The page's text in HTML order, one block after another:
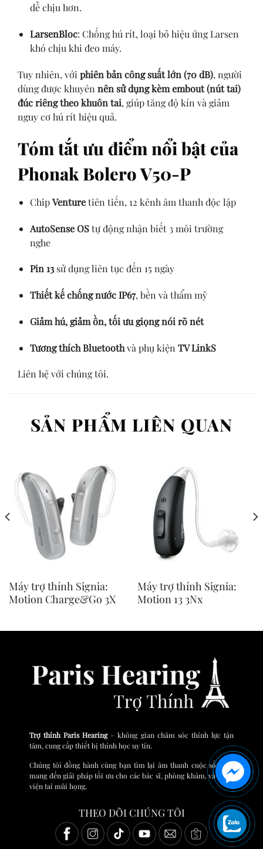
dễ chịu hơn.
LarsenBloc: Chống hú rít, loại bỏ hiệu ứng Larsen
khó chịu khi đeo máy.
Tuy nhiên, với phiên bản công suất lớn (70 dB), người
dùng được khuyên nên sử dụng kèm embout (nút tai)
đúc riêng theo khuôn tai, giúp tăng độ kín và giảm
nguy cơ hú rít hiệu quả.
Tóm tắt ưu điểm nổi bật của
Phonak Bolero V50-P
ChipVenturetiên tiến, 12 kênh âm thanh độc lập
AutoSense OStự động nhận biết 3 môi trường
nghe
Pin 13sử dụng liên tục đến 15 ngày
Thiết kế chống nước IP67, bền và thẩm mỹ
Giảm hú, giảm ồn, tối ưu giọng nói rõ nét
Tương thích Bluetoothvà phụ kiện TV LinkS
Liên hệ với chúng tôi.
SẢN PHẨM LIÊN QUAN
Máy trợ thính Signia:
Motion Charge&Go 3X
Máy trợ thính Signia:
Motion 13 3Nx
Trợ thính Paris Hearing– không gian chăm sóc thính lực tận
tâm, cung cấp thiết bị thính học uy tín.
Chúng tôi đồng hành cùng bạn tìm lại âm thanh cuộc sống và
mang đến giải pháp tối ưu cho các bác sĩ, phòng khám, và bệnh
viện tai mũi họng.
THEO DÕI CHÚNG TÔI